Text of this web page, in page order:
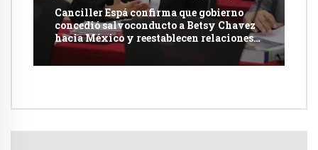
Canciller Espá confirma que gobierno
concedió salvoconducto a Betsy Chavez
hacia México y reestablecen relaciones
con dicho país